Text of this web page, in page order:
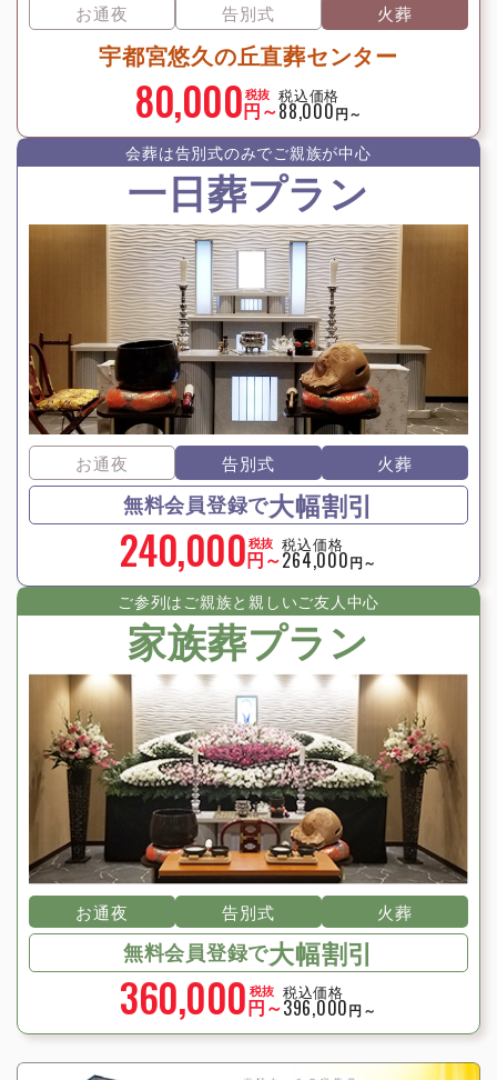
お通夜 告別式 火葬
宇都宮悠久の丘直葬センター
80,000税抜
円～
税込価格
88,000円～
会葬は告別式のみでご親族が中⼼
一日葬プラン
お通夜 告別式 火葬
無料会員登録で大幅割引
240,000 税抜
円～
税込価格
264,000円～
ご参列はご親族と親しいご友⼈中⼼
家族葬プラン
お通夜 告別式 火葬
無料会員登録で大幅割引
360,000 税抜
円～
税込価格
396,000円～